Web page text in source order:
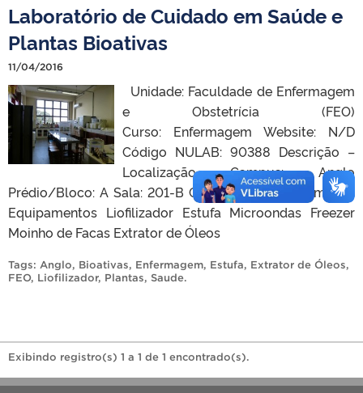
Laboratório de Cuidado em Saúde e
Plantas Bioativas
11/04/2016
Unidade: Faculdade de Enfermagem
e Obstetrícia (FEO)
Curso: Enfermagem Website: N/D
Código NULAB: 90388 Descrição –
Localização Campus: Anglo
Prédio/Bloco: A Sala: 201-B Contato Nome: – E-mail: –
Equipamentos Liofilizador Estufa Microondas Freezer
Moinho de Facas Extrator de Óleos
Tags: Anglo, Bioativas, Enfermagem, Estufa, Extrator de Óleos,
FEO, Liofilizador, Plantas, Saude.
Exibindo registro(s) 1 a 1 de 1 encontrado(s).